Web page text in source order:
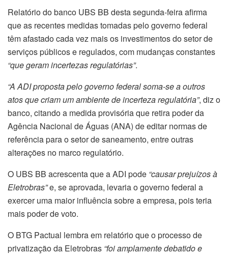
Relatório do banco UBS BB desta segunda-feira afirma
que as recentes medidas tomadas pelo governo federal
têm afastado cada vez mais os investimentos do setor de
serviços públicos e regulados, com mudanças constantes
“que geram incertezas regulatórias”.
“A ADI proposta pelo governo federal soma-se a outros
atos que criam um ambiente de incerteza regulatória”, diz o
banco, citando a medida provisória que retira poder da
Agência Nacional de Águas (ANA) de editar normas de
referência para o setor de saneamento, entre outras
alterações no marco regulatório.
O UBS BB acrescenta que a ADI pode “causar prejuízos à
Eletrobras”e, se aprovada, levaria o governo federal a
exercer uma maior influência sobre a empresa, pois teria
mais poder de voto.
O BTG Pactual lembra em relatório que o processo de
privatização da Eletrobras “foi amplamente debatido e